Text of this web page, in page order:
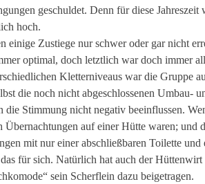
geschuldet. Denn für diese Jahreszeit
hoch.
einige Zustiege nur schwer oder gar nicht
optimal, doch letztlich war doch immer
Kletterniveaus war die Gruppe
die noch nicht abgeschlossenen Umbau-
die Stimmung nicht negativ beeinflussen.
Übernachtungen auf einer Hütte waren; und
mit nur einer abschließbaren Toilette
für sich. Natürlich hat auch der
sein Scherflein dazu beigetragen.